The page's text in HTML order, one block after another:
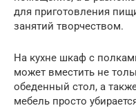
для приготовления
занятий творчеством.
На кухне шкаф с
может вместить не
обеденный стол, а
мебель просто